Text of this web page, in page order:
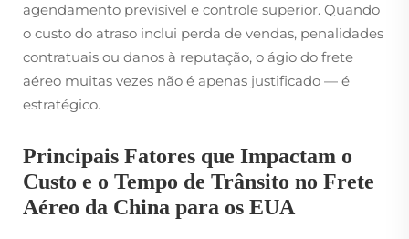
agendamento previsível e controle superior. Quando
o custo do atraso inclui perda de vendas, penalidades
contratuais ou danos à reputação, o ágio do frete
aéreo muitas vezes não é apenas justificado — é
estratégico.
Principais Fatores que Impactam o
Custo e o Tempo de Trânsito no Frete
Aéreo da China para os EUA